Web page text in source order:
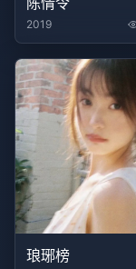
2019
琅琊榜